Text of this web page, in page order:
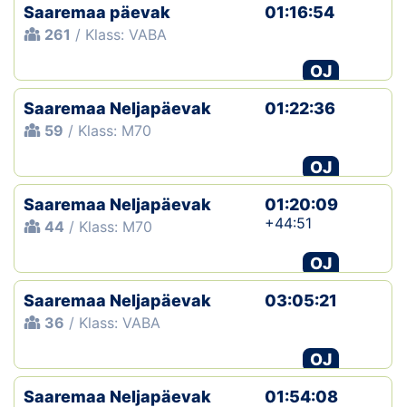
Saaremaa päevak
261 / Klass: VABA
01:16:54
OJ
Saaremaa Neljapäevak
59 / Klass: M70
01:22:36
OJ
Saaremaa Neljapäevak
44 / Klass: M70
01:20:09
+44:51
OJ
Saaremaa Neljapäevak
36 / Klass: VABA
03:05:21
OJ
Saaremaa Neljapäevak
01:54:08